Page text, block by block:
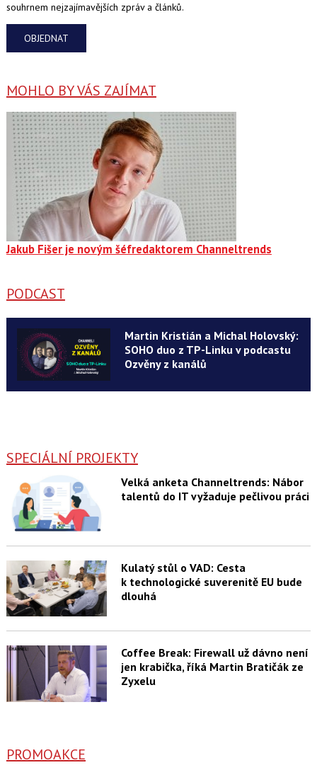
souhrnem nejzajímavějších zpráv a článků.
OBJEDNAT
MOHLO BY VÁS ZAJÍMAT
Jakub Fišer je novým šéfredaktorem Channeltrends
PODCAST
Martin Kristián a Michal Holovský:
SOHO duo z TP-Linku v podcastu
Ozvěny z kanálů
SPECIÁLNÍ PROJEKTY
Velká anketa Channeltrends: Nábor
talentů do IT vyžaduje pečlivou práci
Kulatý stůl o VAD: Cesta
k technologické suverenitě EU bude
dlouhá
Coffee Break: Firewall už dávno není
jen krabička, říká Martin Bratičák ze
Zyxelu
PROMOAKCE